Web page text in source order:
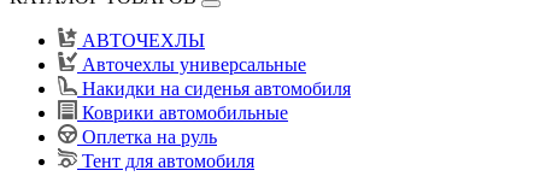
АВТОЧЕХЛЫ
Авточехлы универсальные
Накидки на сиденья автомобиля
Коврики автомобильные
Оплетка на руль
Тент для автомобиля